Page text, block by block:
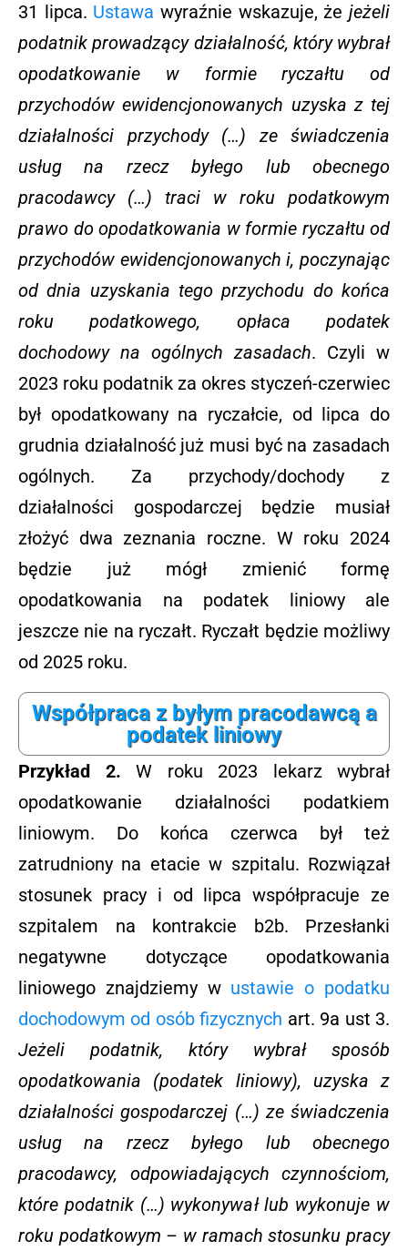
31 lipca. Ustawa wyraźnie wskazuje, że jeżeli
podatnik prowadzący działalność, który wybrał
opodatkowanie w formie ryczałtu od
przychodów ewidencjonowanych uzyska z tej
działalności przychody (…) ze świadczenia
usług na rzecz byłego lub obecnego
pracodawcy (…) traci w roku podatkowym
prawo do opodatkowania w formie ryczałtu od
przychodów ewidencjonowanych i, poczynając
od dnia uzyskania tego przychodu do końca
roku podatkowego, opłaca podatek
dochodowy na ogólnych zasadach. Czyli w
2023 roku podatnik za okres styczeń-czerwiec
był opodatkowany na ryczałcie, od lipca do
grudnia działalność już musi być na zasadach
ogólnych. Za przychody/dochody z
działalności gospodarczej będzie musiał
złożyć dwa zeznania roczne. W roku 2024
będzie już mógł zmienić formę
opodatkowania na podatek liniowy ale
jeszcze nie na ryczałt. Ryczałt będzie możliwy
od 2025 roku.
Współpraca z byłym pracodawcą a
podatek liniowy
Przykład 2. W roku 2023 lekarz wybrał
opodatkowanie działalności podatkiem
liniowym. Do końca czerwca był też
zatrudniony na etacie w szpitalu. Rozwiązał
stosunek pracy i od lipca współpracuje ze
szpitalem na kontrakcie b2b. Przesłanki
negatywne dotyczące opodatkowania
liniowego znajdziemy w ustawie o podatku
dochodowym od osób fizycznych art. 9a ust 3.
Jeżeli podatnik, który wybrał sposób
opodatkowania (podatek liniowy), uzyska z
działalności gospodarczej (…) ze świadczenia
usług na rzecz byłego lub obecnego
pracodawcy, odpowiadających czynnościom,
które podatnik (…) wykonywał lub wykonuje w
roku podatkowym – w ramach stosunku pracy